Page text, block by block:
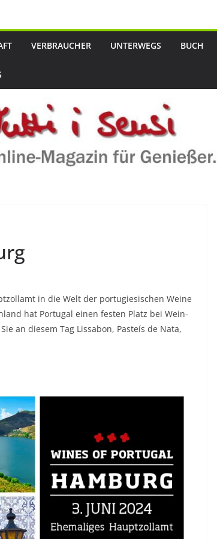
VERBRAUCHER UNTERWEGS BUCH
in die Welt der portugiesischen Weine
hat Portugal einen festen Platz bei Wein-
an diesem Tag Lissabon, Pasteís de Nata,